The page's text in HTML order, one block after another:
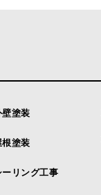
壁塗装
根塗装
ーリング工事